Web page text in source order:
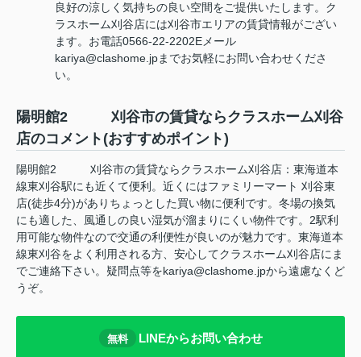
良好の涼しく気持ちの良い空間をご提供いたします。ク
ラスホーム刈谷店には刈谷市エリアの賃貸情報がござい
ます。お電話0566-22-2202Eメール
kariya@clashome.jpまでお気軽にお問い合わせくださ
い。
陽明館2 刈谷市の賃貸ならクラスホーム刈谷
店のコメント(おすすめポイント)
陽明館2 刈谷市の賃貸ならクラスホーム刈谷店：東海道本
線東刈谷駅にも近くて便利。近くにはファミリーマート 刈谷東
店(徒歩4分)がありちょっとした買い物に便利です。冬場の換気
にも適した、風通しの良い湿気が溜まりにくい物件です。2駅利
用可能な物件なので交通の利便性が良いのが魅力です。東海道本
線東刈谷をよく利用される方、安心してクラスホーム刈谷店にま
でご連絡下さい。疑問点等をkariya@clashome.jpから遠慮なくど
うぞ。
無料 LINEからお問い合わせ